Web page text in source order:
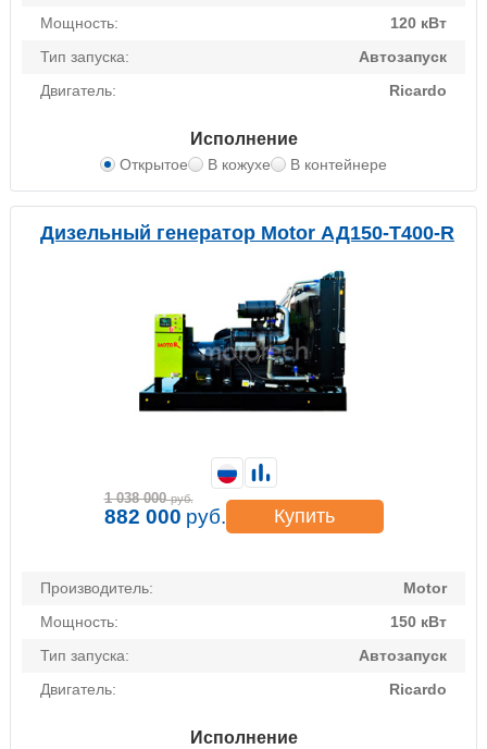
Мощность:
120 кВт
Тип запуска:
Автозапуск
Двигатель:
Ricardo
Исполнение
Открытое В кожухе В контейнере
Дизельный генератор Motor АД150-Т400-R
Производитель:
Motor
Мощность:
150 кВт
Тип запуска:
Автозапуск
Двигатель:
Ricardo
Исполнение
1 038 000 руб.
882 000 руб. Купить